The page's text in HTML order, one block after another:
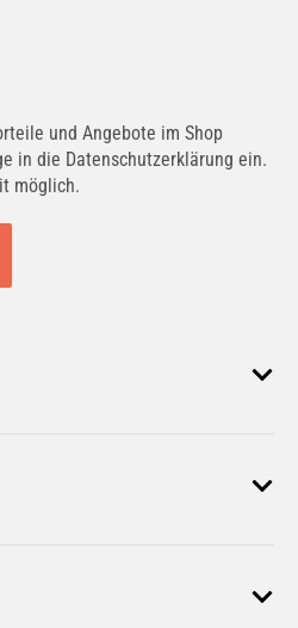
und Angebote im Shop
in die Datenschutzerklärung ein.
möglich.